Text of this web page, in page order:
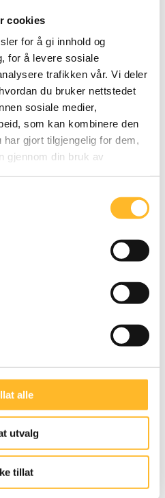
cookies
for å gi innhold og
for å levere sosiale
trafikken vår. Vi deler
du bruker nettstedet
sosiale medier,
som kan kombinere den
gjort tilgjengelig for dem,
gjennom din bruk av
alle
utvalg
tillat
andre variabler vi har
signifikant
for pensjonering
arbeidsmiljøvariabler tas
til utvikling og utfoldelse
i sentralforvaltningen.
i arbeidslivet.
og kvalitative
arbeidstakere i
viser at høy
utfordringer henger
sannsynlighet for
år. I de kvalitative
tre aspekter ved